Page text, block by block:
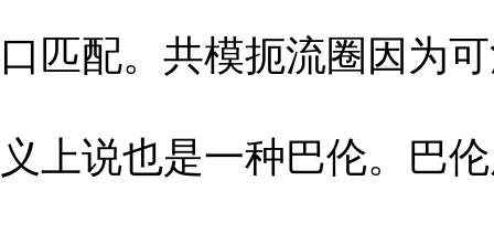
口匹配。共模扼流圈因为
义上说也是一种巴伦。巴